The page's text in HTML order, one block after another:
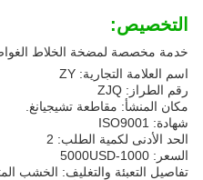
التخصيص:
خدمة مخصصة لمضخة الخلاط
اسم العلامة التجارية: ZY
رقم الطراز: ZJQ
مكان المنشأ: مقاطعة تشيجيانغ.
شهادة: ISO9001
الحد الأدنى لكمية الطلب: 2
السعر: 1000-5000USD
تفاصيل التعبئة والتغليف: الخشب